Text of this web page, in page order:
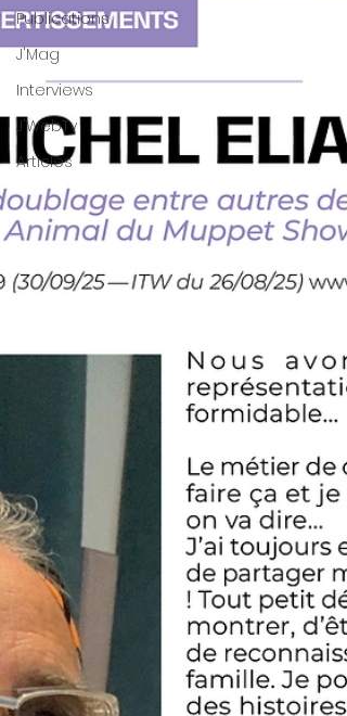
Publications
J'Mag
Interviews
J'WebTv
Articles